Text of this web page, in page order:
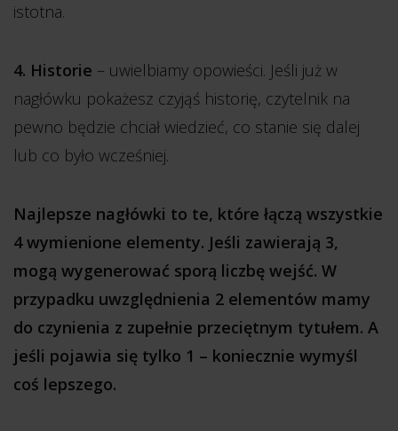
istotna.
4. Historie – uwielbiamy opowieści. Jeśli już w
nagłówku pokażesz czyjąś historię, czytelnik na
pewno będzie chciał wiedzieć, co stanie się dalej
lub co było wcześniej.
Najlepsze nagłówki to te, które łączą wszystkie
4 wymienione elementy. Jeśli zawierają 3,
mogą wygenerować sporą liczbę wejść. W
przypadku uwzględnienia 2 elementów mamy
do czynienia z zupełnie przeciętnym tytułem. A
jeśli pojawia się tylko 1 – koniecznie wymyśl
coś lepszego.